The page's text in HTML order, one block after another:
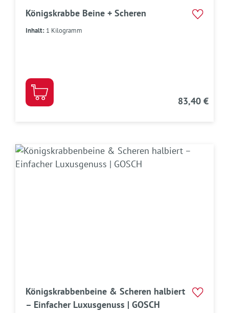
Königskrabbe Beine + Scheren
Inhalt: 1 Kilogramm
83,40 €
Königskrabbenbeine & Scheren halbiert
– Einfacher Luxusgenuss | GOSCH